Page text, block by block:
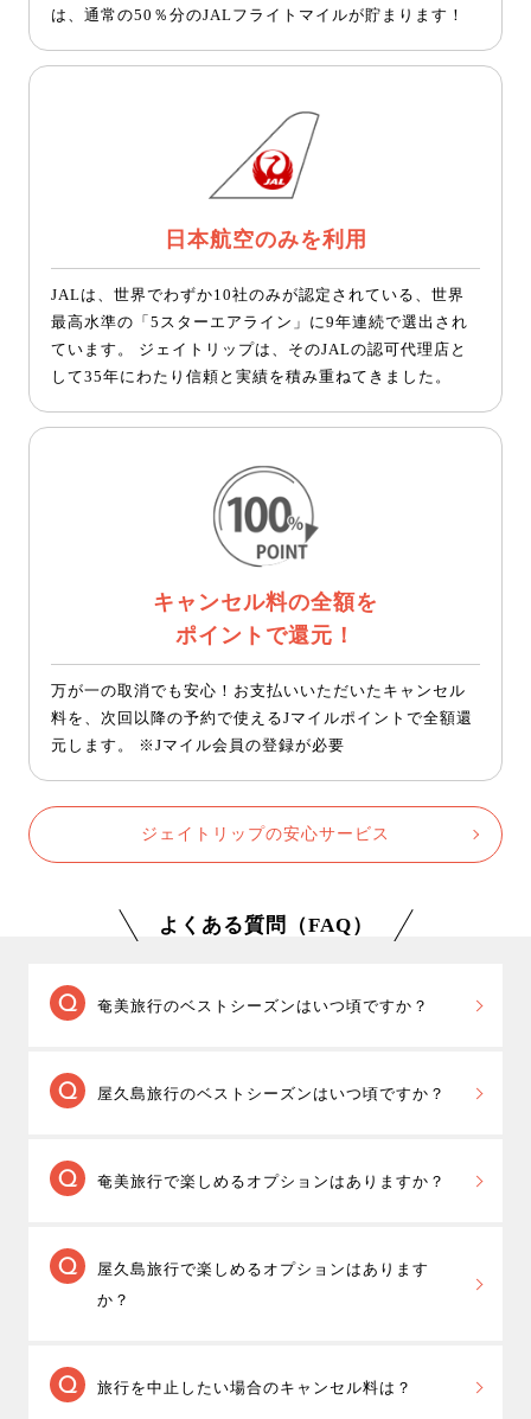
は、通常の50％分のJALフライトマイルが貯まります！
日本航空のみを利用
JALは、世界でわずか10社のみが認定されている、世界
最高水準の「5スターエアライン」に9年連続で選出され
ています。 ジェイトリップは、そのJALの認可代理店と
して35年にわたり信頼と実績を積み重ねてきました。
キャンセル料の全額を
ポイントで還元！
万が一の取消でも安心！お支払いいただいたキャンセル
料を、次回以降の予約で使えるJマイルポイントで全額還
元します。 ※Jマイル会員の登録が必要
ジェイトリップの安心サービス
よくある質問（FAQ）
奄美旅行のベストシーズンはいつ頃ですか？
満喫できる6月下旬～7月頃が奄美旅行のベストシーズ
も高くなりますので、少しでも安く抑えたいなら9月〜
10月がおすすめです。
屋久島旅行のベストシーズンはいつ頃ですか？
さまざまです。
えますので、トレッキングにおすすめのシーズンで
す。また、高山植物が見頃を迎える9月～10月もトレッ
を楽しむなら7月下旬～8月の夏休みの時期がベストシ
ーズンになります。屋久島観光や温泉を楽しむなら、
奄美旅行で楽しめるオプションはありますか？
ングツアーや体験ダイビング、金作原探検やマングロ
ーブカヌー体験、水中観光船での観光など奄美大島で
売しております。
また、奄美大島でのファンダイビングやゴルフなら、
屋久島旅行で楽しめるオプションはあります
か？
谷雲水峡、太忠岳など屋久島の自然を楽しむトレッキ
旅行を中止したい場合のキャンセル料は？